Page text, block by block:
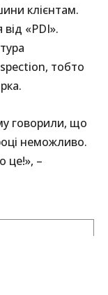
клієнтам.
від «PDI».
тобто
говорили, що
неможливо.
це!», –